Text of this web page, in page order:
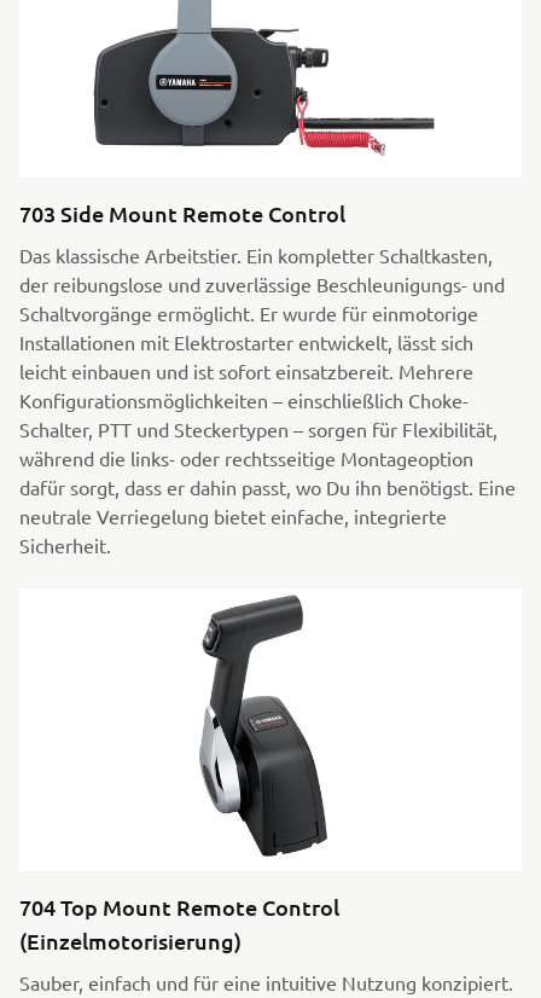
703 Side Mount Remote Control
Das klassische Arbeitstier. Ein kompletter Schaltkasten,
der reibungslose und zuverlässige Beschleunigungs- und
Schaltvorgänge ermöglicht. Er wurde für einmotorige
Installationen mit Elektrostarter entwickelt, lässt sich
leicht einbauen und ist sofort einsatzbereit. Mehrere
Konfigurationsmöglichkeiten – einschließlich Choke-
Schalter, PTT und Steckertypen – sorgen für Flexibilität,
während die links- oder rechtsseitige Montageoption
dafür sorgt, dass er dahin passt, wo Du ihn benötigst. Eine
neutrale Verriegelung bietet einfache, integrierte
Sicherheit.
704 Top Mount Remote Control
(Einzelmotorisierung)
Sauber, einfach und für eine intuitive Nutzung konzipiert.